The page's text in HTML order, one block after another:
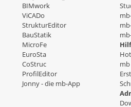
BIMwork
ViCADo
StrukturEditor
BauStatik
MicroFe
EuroSta
CoStruc
ProfilEditor
Jonny - die mb-App
mb